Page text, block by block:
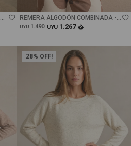
REMERA ALGODÓN COMBINADA -
CRUDO
UYU 1.490 UYU 1.267
28